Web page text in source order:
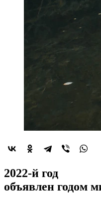
2022-й год
объявлен годом